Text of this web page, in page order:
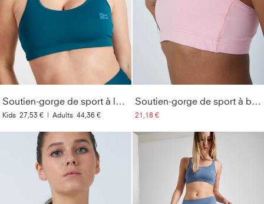
Soutien-gorge de sport à larges bretelles, vert pétrole
Kids 27,53 € | Adults 44,36 €
Soutien-gorge de sport à bretelles croisées, rose clair
21,18 €